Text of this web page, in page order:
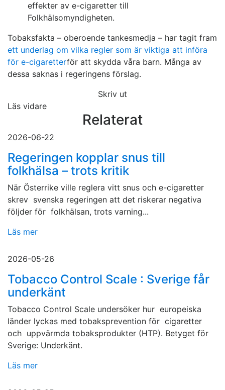
effekter av e-cigaretter till
Folkhälsomyndigheten.
Tobaksfakta – oberoende tankesmedja – har tagit fram
ett underlag om vilka regler som är viktiga att införa
för e-cigaretterför att skydda våra barn. Många av
dessa saknas i regeringens förslag.
Skriv ut
Läs vidare
Relaterat
2026-06-22
Regeringen kopplar snus till
folkhälsa – trots kritik
När Österrike ville reglera vitt snus och e-cigaretter
skrev svenska regeringen att det riskerar negativa
följder för folkhälsan, trots varning...
Läs mer
2026-05-26
Tobacco Control Scale : Sverige får
underkänt
Tobacco Control Scale undersöker hur europeiska
länder lyckas med tobaksprevention för cigaretter
och uppvärmda tobaksprodukter (HTP). Betyget för
Sverige: Underkänt.
Läs mer